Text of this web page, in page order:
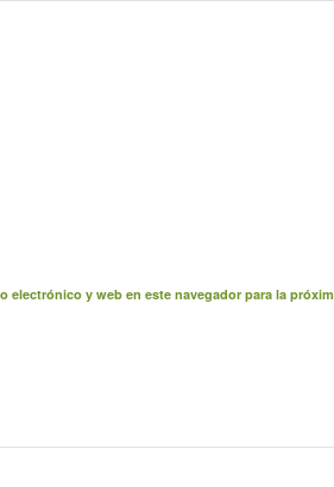
electrónico y web en este navegador para la